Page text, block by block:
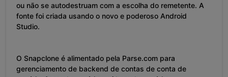
ou não se autodestruam com a escolha do remetente. A
fonte foi criada usando o novo e poderoso Android
Studio.
O Snapclone é alimentado pela Parse.com para
gerenciamento de backend de contas de conta de